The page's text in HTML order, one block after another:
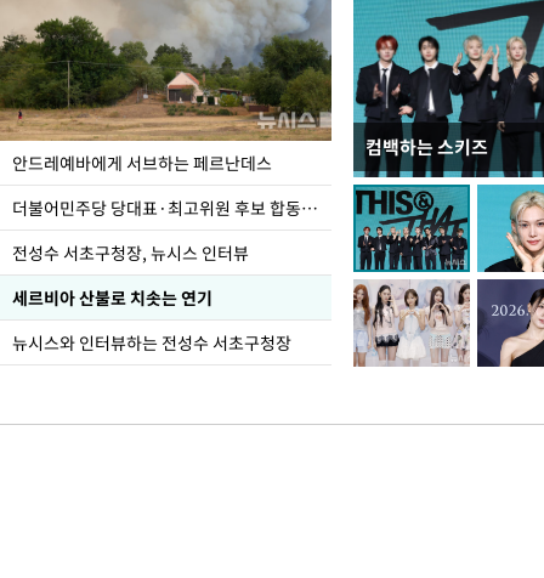
안드레예바에게 서브하는 페르난데스
더불어민주당 당대표·최고위원 후보 합동연설회
전성수 서초구청장, 뉴시스 인터뷰
세르비아 산불로 치솟는 연기
뉴시스와 인터뷰하는 전성수 서초구청장
컴백하는 스키즈
이 대통령, 국가폭력
가 책임지고 치유"